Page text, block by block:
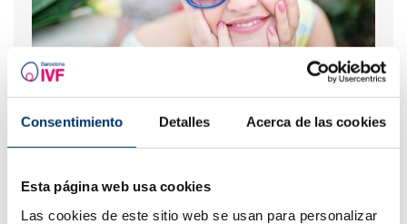
Consentimiento Detalles Acerca de las cookies
Esta página web usa cookies
Las cookies de este sitio web se usan para personalizar